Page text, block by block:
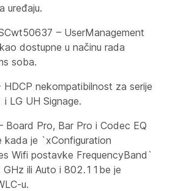
uređaju.
– UserManagement
dostupne u načinu rada
soba.
nekompatibilnost za serije
i LG UH Signage.
Board Pro, Bar Pro i Codec EQ
kada je `xConfiguration
Wifi postavke FrequencyBand`
GHz ili Auto i 802.11be je
u.